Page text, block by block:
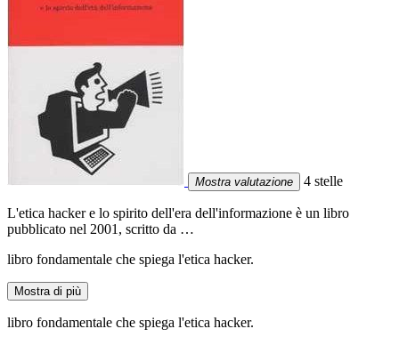
Mostra valutazione 4 stelle
L'etica hacker e lo spirito dell'era dell'informazione è un libro
pubblicato nel 2001, scritto da …
libro fondamentale che spiega l'etica hacker.
Mostra di più
libro fondamentale che spiega l'etica hacker.